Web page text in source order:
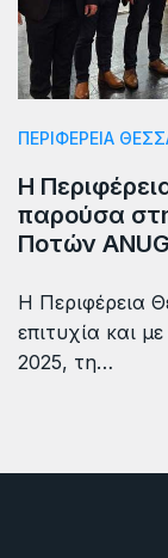
ΠΕΡΙΦΕΡΕΙΑ
Η
παρούσα
Ποτών
Η Περιφέρεια
επιτυχία και
2025, τη…